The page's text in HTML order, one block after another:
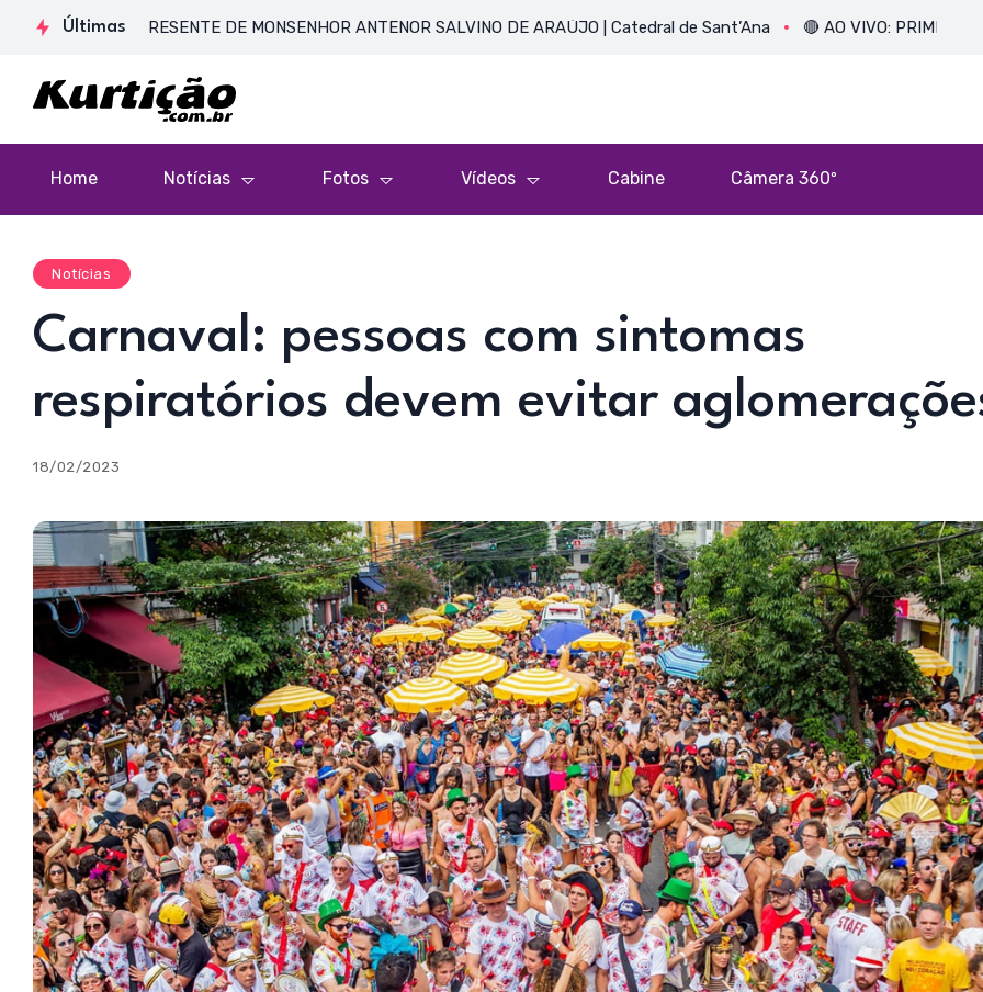
Últimas
CORPO PRESENTE DE MONSENHOR ANTENOR SALVINO DE ARAÚJO | Catedral de Sant’Ana 🔴 AO VIVO: PRIMEIRA MISSA
Home Notícias Fotos Vídeos Cabine Câmera 360º
Notícias
Carnaval: pessoas com sintomas
respiratórios devem evitar
18/02/2023